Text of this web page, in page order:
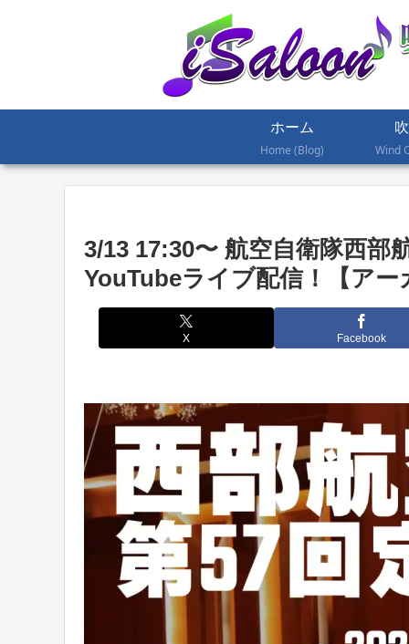
ホーム
Home (Blog)
Wind
3/13 17:30〜 航空自衛隊西部
YouTubeライブ配信！【アー
X Facebook